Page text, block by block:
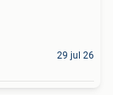
29 jul 26